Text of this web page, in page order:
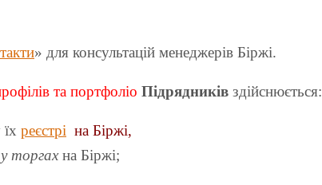
» для консультацій менеджерів Біржі.
та портфоліо Підрядників здійснюється:
реєстрі на Біржі,
торгахна Біржі;